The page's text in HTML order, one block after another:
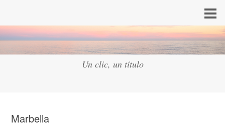
Un clic, un título
Marbella